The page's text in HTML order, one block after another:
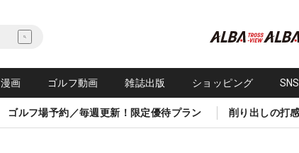
漫画 ゴルフ動画 雑誌出版 ショッピング
ゴルフ場予約／毎週更新！限定優待プラン 削り出しの打